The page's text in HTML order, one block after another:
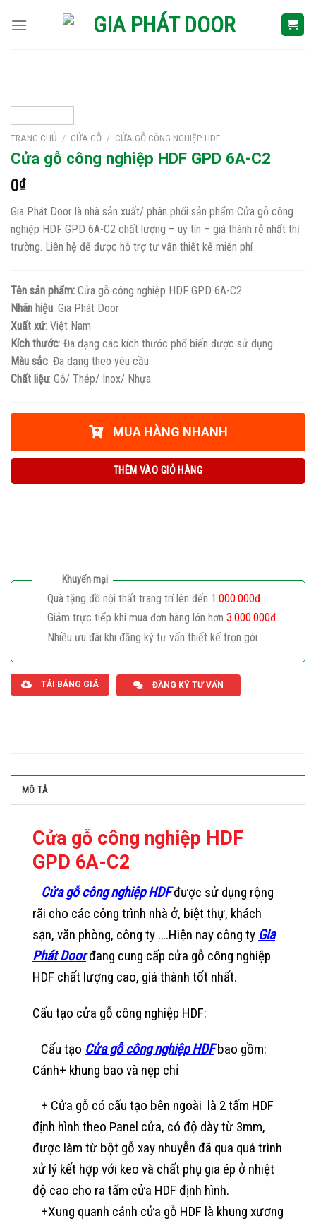
TRANG CHỦ / CỬA GỖ / CỬA GỖ CÔNG NGHIỆP HDF
Cửa gỗ công nghiệp HDF GPD 6A-C2
0₫
Gia Phát Door là nhà sản xuất/ phân phối sản phẩm Cửa gỗ công
nghiệp HDF GPD 6A-C2 chất lượng – uy tín – giá thành rẻ nhất thị
trường. Liên hệ để được hỗ trợ tư vấn thiết kế miễn phí
Tên sản phẩm: Cửa gỗ công nghiệp HDF GPD 6A-C2
Nhãn hiệu: Gia Phát Door
Xuất xứ: Việt Nam
Kích thước: Đa dạng các kích thước phổ biến được sử dụng
Màu sắc: Đa dạng theo yêu cầu
Chất liệu: Gỗ/ Thép/ Inox/ Nhựa
MUA HÀNG NHANH
THÊM VÀO GIỎ HÀNG
Khuyến mại
Quà tặng đồ nội thất trang trí lên đến 1.000.000đ
Giảm trực tiếp khi mua đơn hàng lớn hơn 3.000.000đ
Nhiều ưu đãi khi đăng ký tư vấn thiết kế trọn gói
TẢI BẢNG GIÁ ĐĂNG KÝ TƯ VẤN
MÔ TẢ
Cửa gỗ công nghiệp HDF
GPD 6A-C2
Cửa gỗ công nghiệp HDFđược sử dụng rộng
rãi cho các công trình nhà ở, biệt thự, khách
sạn, văn phòng, công ty ….Hiện nay công ty Gia
Phát Doorđang cung cấp cửa gỗ công nghiệp
HDF chất lượng cao, giá thành tốt nhất.
Cấu tạo cửa gỗ công nghiệp HDF:
Cấu tạo Cửa gỗ công nghiệp HDFbao gồm:
Cánh+ khung bao và nẹp chỉ
+ Cửa gỗ có cấu tạo bên ngoài là 2 tấm HDF
định hình theo Panel cửa, có độ dày từ 3mm,
được làm từ bột gỗ xay nhuyễn đã qua quá trình
xử lý kết hợp với keo và chất phụ gia ép ở nhiệt
độ cao cho ra tấm cửa HDF định hình.
+Xung quanh cánh cửa gỗ HDF là khung xương